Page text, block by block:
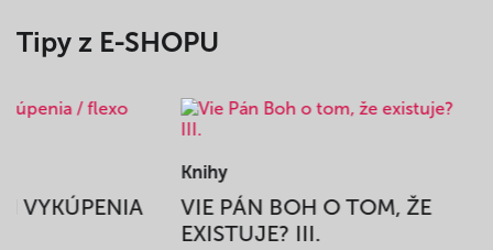
Tipy z E-SHOPU
VYKÚPENIA
Knihy
VIE PÁN BOH O TOM, ŽE
EXISTUJE? III.